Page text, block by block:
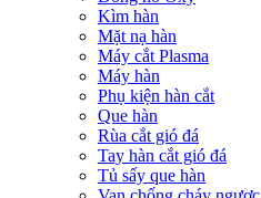
Kìm hàn
Mặt nạ hàn
Máy cắt Plasma
Máy hàn
Phụ kiện hàn cắt
Que hàn
Rùa cắt gió đá
Tay hàn cắt gió đá
Tủ sấy que hàn